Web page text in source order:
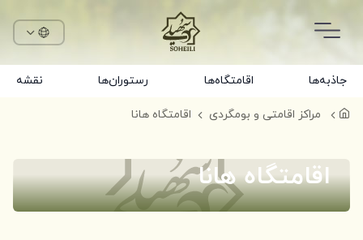
جاذبه‌ها اقامتگاه‌ها رستوران‌ها نقشه
مراکز اقامتی و بومگردی اقامتگاه هانا
اقامتگاه هانا